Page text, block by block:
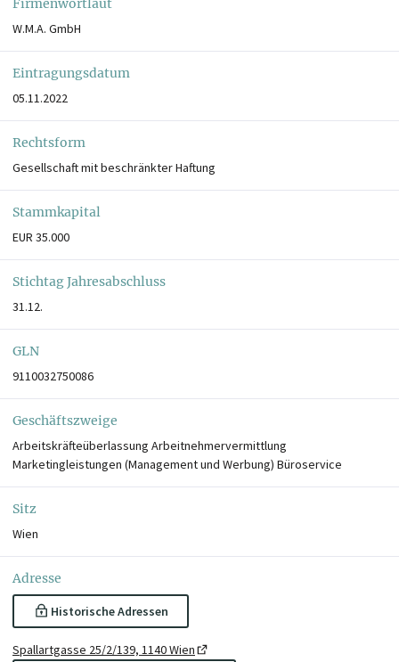
Firmenwortlaut
W.M.A. GmbH
Eintragungsdatum
05.11.2022
Rechtsform
Gesellschaft mit beschränkter Haftung
Stammkapital
EUR 35.000
Stichtag Jahresabschluss
31.12.
GLN
9110032750086
Geschäftszweige
Arbeitskräfteüberlassung Arbeitnehmervermittlung
Marketingleistungen (Management und Werbung) Büroservice
Sitz
Wien
Adresse
Historische Adressen
Spallartgasse 25/2/139, 1140 Wien